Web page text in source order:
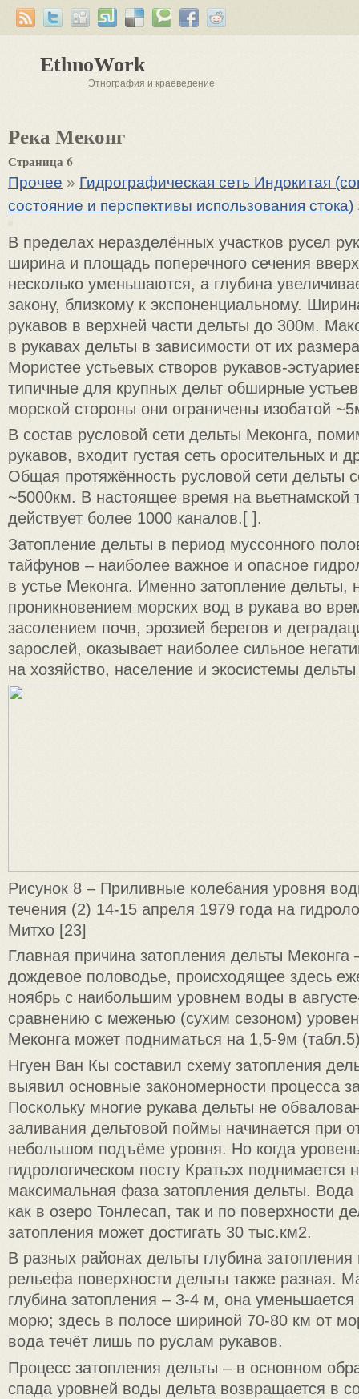
EthnoWork
Этнография и краеведение
Река Меконг
Страница 6
Прочее » Гидрографическая сеть Индокитая
состояние и перспективы использования стока)
В пределах неразделённых участков русел
ширина и площадь поперечного сечения
несколько уменьшаются, а глубина
закону, близкому к экспоненциальному.
рукавов в верхней части дельты до 300м.
в рукавах дельты в зависимости от их
Мористее устьевых створов рукавов-
типичные для крупных дельт обширные
морской стороны они ограничены изобатой
В состав русловой сети дельты Меконга,
рукавов, входит густая сеть оросительных и
Общая протяжённость русловой сети дельты
~5000км. В настоящее время на вьетнамской
действует более 1000 каналов.[ ].
Затопление дельты в период муссонного
тайфунов – наиболее важное и опасное
в устье Меконга. Именно затопление дельты,
проникновением морских вод в рукава во
засолением почв, эрозией берегов и
зарослей, оказывает наиболее сильное
на хозяйство, население и экосистемы
Рисунок 8 – Приливные колебания уровня
течения (2) 14-15 апреля 1979 года на
Митхо [23]
Главная причина затопления дельты Меконга
дождевое половодье, происходящее здесь
ноябрь с наибольшим уровнем воды в
сравнению с меженью (сухим сезоном)
Меконга может подниматься на 1,5-9м
Нгуен Ван Кы составил схему затопления
выявил основные закономерности процесса
Поскольку многие рукава дельты не
заливания дельтовой поймы начинается при
небольшом подъёме уровня. Но когда
гидрологическом посту Кратьэх поднимается
максимальная фаза затопления дельты. Вода
как в озеро Тонлесап, так и по поверхности
затопления может достигать 30 тыс.км2.
В разных районах дельты глубина затопления
рельефа поверхности дельты также разная.
глубина затопления – 3-4 м, она
морю; здесь в полосе шириной 70-80 км от
вода течёт лишь по руслам рукавов.
Процесс затопления дельты – в основном
спада уровней воды дельта возвращается в